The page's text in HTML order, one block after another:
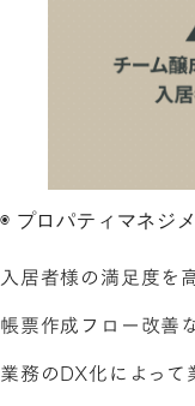
◉ プロパティマネ
入居者様の満足度を
帳票作成フロー改善
業務のDX化によっ